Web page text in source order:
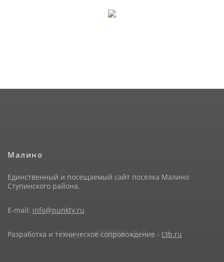
Малино
Единственный и посещаемый сайт поселка Малино
Ступинского района.
E-mail: info@punkty.ru
Разработка и техническое сопровождение - t3b.ru